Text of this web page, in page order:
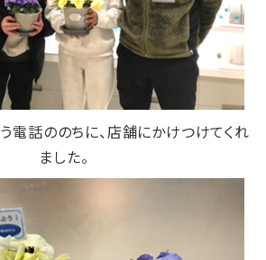
電話ののちに、店舗にかけつけてくれ
ました。